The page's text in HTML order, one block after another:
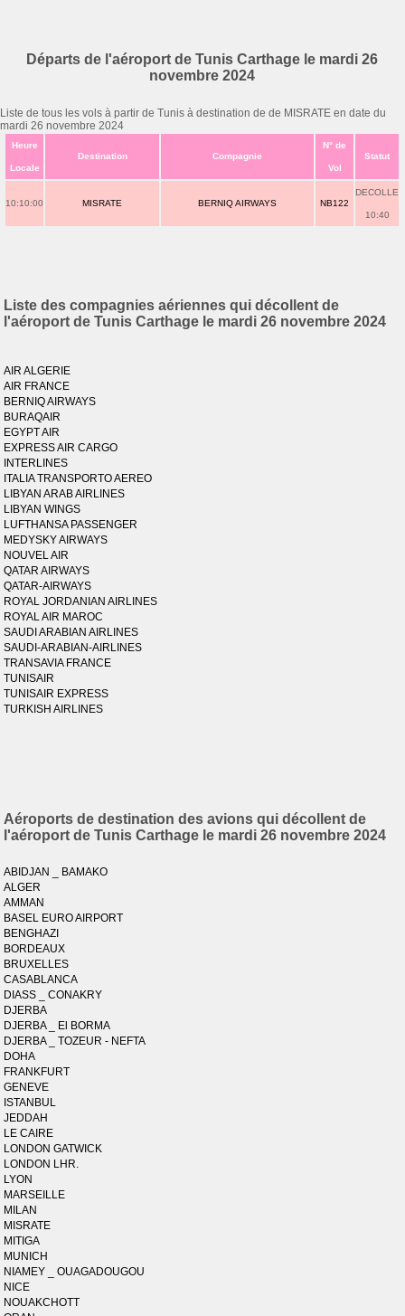
Départs de l'aéroport de Tunis Carthage le mardi 26
novembre 2024
Liste de tous les vols à partir de Tunis à destination de de MISRATE en date du
mardi 26 novembre 2024
Heure
Locale
Destination Compagnie
N° de
Vol
Statut
10:10:00 MISRATE BERNIQ AIRWAYS NB122
DECOLLE
10:40
Liste des compagnies aériennes qui décollent de
l'aéroport de Tunis Carthage le mardi 26 novembre 2024
AIR ALGERIE
AIR FRANCE
BERNIQ AIRWAYS
BURAQAIR
EGYPT AIR
EXPRESS AIR CARGO
INTERLINES
ITALIA TRANSPORTO AEREO
LIBYAN ARAB AIRLINES
LIBYAN WINGS
LUFTHANSA PASSENGER
MEDYSKY AIRWAYS
NOUVEL AIR
QATAR AIRWAYS
QATAR-AIRWAYS
ROYAL JORDANIAN AIRLINES
ROYAL AIR MAROC
SAUDI ARABIAN AIRLINES
SAUDI-ARABIAN-AIRLINES
TRANSAVIA FRANCE
TUNISAIR
TUNISAIR EXPRESS
TURKISH AIRLINES
Aéroports de destination des avions qui décollent de
l'aéroport de Tunis Carthage le mardi 26 novembre 2024
ABIDJAN _ BAMAKO
ALGER
AMMAN
BASEL EURO AIRPORT
BENGHAZI
BORDEAUX
BRUXELLES
CASABLANCA
DIASS _ CONAKRY
DJERBA
DJERBA _ El BORMA
DJERBA _ TOZEUR - NEFTA
DOHA
FRANKFURT
GENEVE
ISTANBUL
JEDDAH
LE CAIRE
LONDON GATWICK
LONDON LHR.
LYON
MARSEILLE
MILAN
MISRATE
MITIGA
MUNICH
NIAMEY _ OUAGADOUGOU
NICE
NOUAKCHOTT